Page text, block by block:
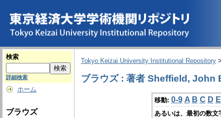
検索
詳細検索
ホーム
ブラウズ
Tokyo Keizai University Institutional Repository
ブラウズ : 著者 Sheffield,
移動: 0-9 A B C D E
あるいは、最初の数